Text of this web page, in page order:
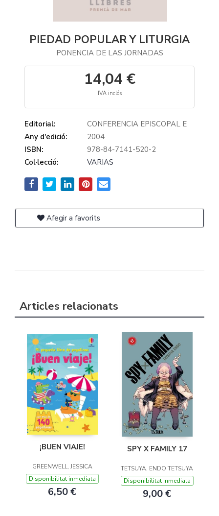
PIEDAD POPULAR Y LITURGIA
PONENCIA DE LAS JORNADAS
14,04 €
IVA inclós
Editorial:
CONFERENCIA EPISCOPAL E
Any d'edició:
2004
ISBN:
978-84-7141-520-2
Col·lecció:
VARIAS
Afegir a favorits
Articles relacionats
¡BUEN VIAJE!
GREENWELL, JESSICA
Disponibilitat inmediata
6,50 €
SPY X FAMILY 17
TETSUYA, ENDO TETSUYA
Disponibilitat inmediata
9,00 €